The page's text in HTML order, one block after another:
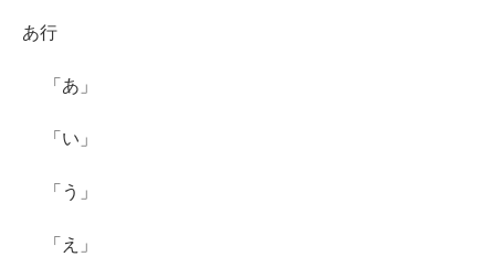
あ行
「あ」
「い」
「う」
「え」